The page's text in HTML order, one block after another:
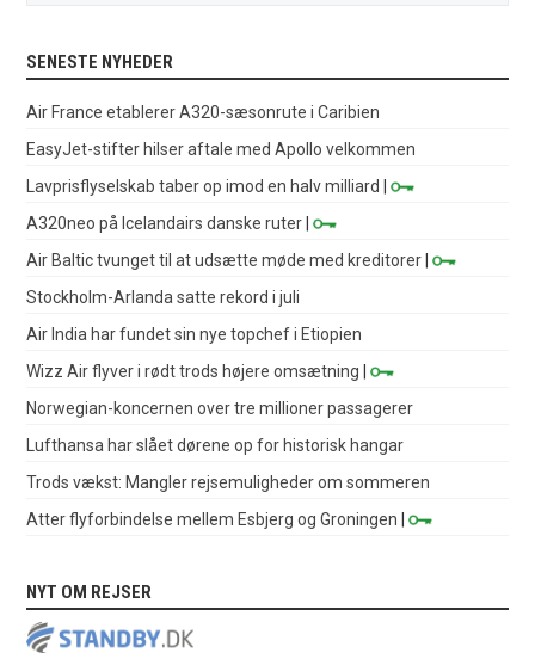
SENESTE NYHEDER
Air France etablerer A320-sæsonrute i Caribien
EasyJet-stifter hilser aftale med Apollo velkommen
Lavprisflyselskab taber op imod en halv milliard
|
A320neo på Icelandairs danske ruter |
Air Baltic tvunget til at udsætte møde med kreditorer |
Stockholm-Arlanda satte rekord i juli
Air India har fundet sin nye topchef i Etiopien
Wizz Air flyver i rødt trods højere omsætning |
Norwegian-koncernen over tre millioner passagerer
Lufthansa har slået dørene op for historisk hangar
Trods vækst: Mangler rejsemuligheder om sommeren
Atter flyforbindelse mellem Esbjerg og Groningen |
NYT OM REJSER